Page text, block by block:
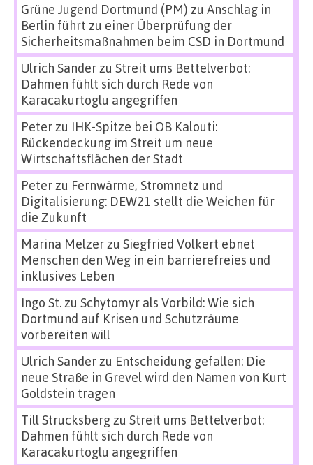
Grüne Jugend Dortmund (PM) zu Anschlag in
Berlin führt zu einer Überprüfung der
Sicherheitsmaßnahmen beim CSD in Dortmund
Ulrich Sanderzu Streit ums Bettelverbot:
Dahmen fühlt sich durch Rede von
Karacakurtoglu angegriffen
Peterzu IHK-Spitze bei OB Kalouti:
Rückendeckung im Streit um neue
Wirtschaftsflächen der Stadt
Peterzu Fernwärme, Stromnetz und
Digitalisierung: DEW21 stellt die Weichen für
die Zukunft
Marina Melzerzu Siegfried Volkert ebnet
Menschen den Weg in ein barrierefreies und
inklusives Leben
Ingo St.zu Schytomyr als Vorbild: Wie sich
Dortmund auf Krisen und Schutzräume
vorbereiten will
Ulrich Sanderzu Entscheidung gefallen: Die
neue Straße in Grevel wird den Namen von Kurt
Goldstein tragen
Till Strucksbergzu Streit ums Bettelverbot:
Dahmen fühlt sich durch Rede von
Karacakurtoglu angegriffen